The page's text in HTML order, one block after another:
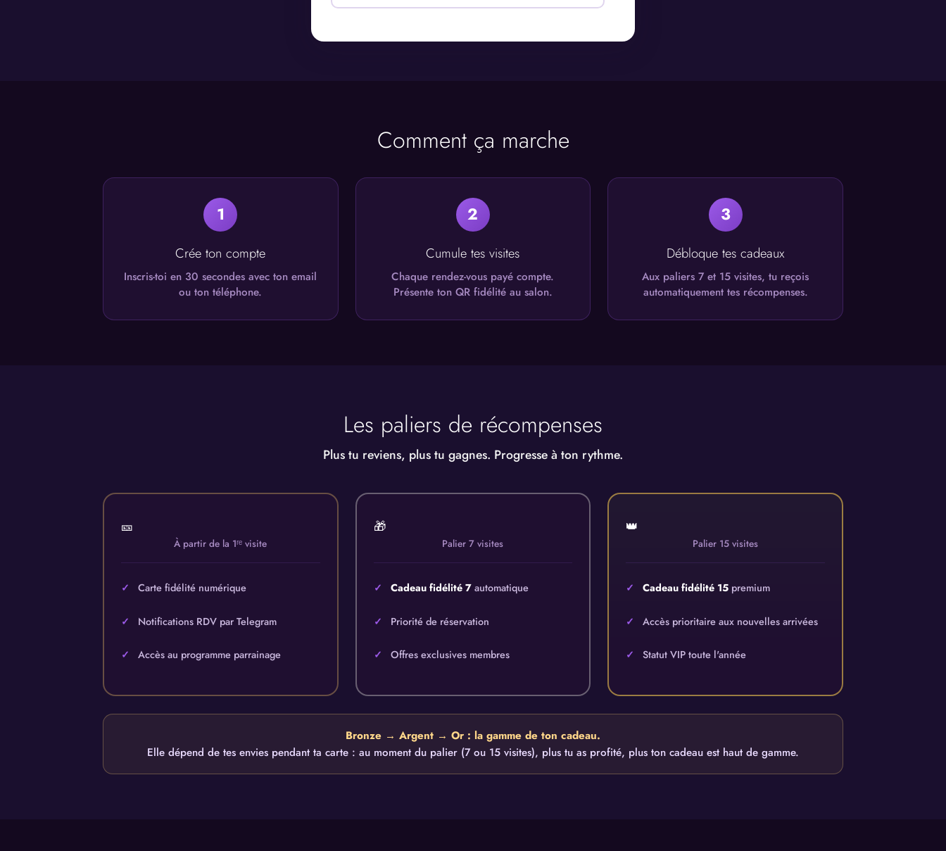
Comment ça marche
1
Crée ton compte
Inscris-toi en 30 secondes avec ton email
ou ton téléphone.
2
Cumule tes visites
Chaque rendez-vous payé compte.
Présente ton QR fidélité au salon.
3
Débloque tes cadeaux
Aux paliers 7 et 15 visites, tu reçois
automatiquement tes récompenses.
Les paliers de récompenses
Plus tu reviens, plus tu gagnes. Progresse à ton rythme.
🎫
À partir de la 1ʳᵉ visite
Carte fidélité numérique
Notifications RDV par Telegram
Accès au programme parrainage
🎁
Palier 7 visites
Cadeau fidélité 7automatique
Priorité de réservation
Offres exclusives membres
👑
Palier 15 visites
Cadeau fidélité 15 premium
Accès prioritaire aux nouvelles arrivées
Statut VIP toute l'année
Bronze → Argent → Or : la gamme de ton cadeau.
Elle dépend de tes envies pendant ta carte : au moment du palier (7 ou 15 visites), plus tu as profité, plus ton cadeau est haut de gamme.